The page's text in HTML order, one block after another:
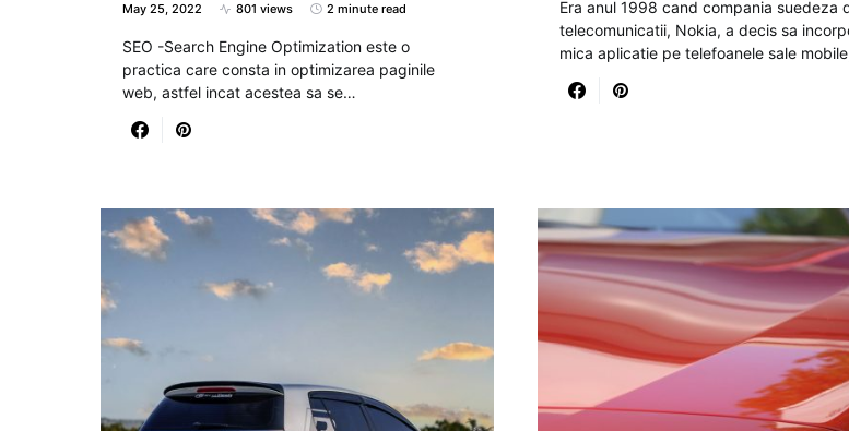
May 25, 2022 801 views 2 minute read
SEO -Search Engine Optimization este o
practica care consta in optimizarea paginile
web, astfel incat acestea sa se…
Era anul 1998 cand compania suedeza
telecomunicatii, Nokia, a decis sa
mica aplicatie pe telefoanele sale